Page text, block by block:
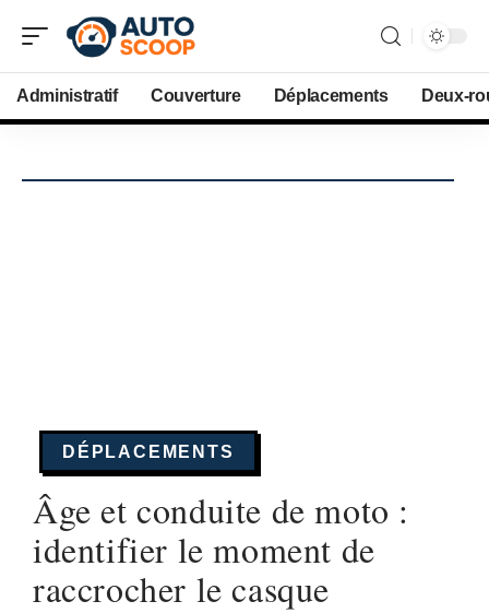
Administratif Couverture Déplacements Deux-
DÉPLACEMENTS
Âge et conduite de moto :
identifier le moment de
raccrocher le casque